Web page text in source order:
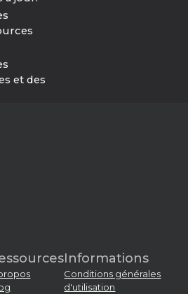
et des
Informations
Conditions générales
d'utilisation